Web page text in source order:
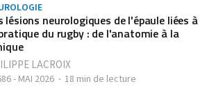
lésions neurologiques de l'épaule liées à
du rugby : de l'anatomie à la
LACROIX
- MAI 2026 18 min de lecture